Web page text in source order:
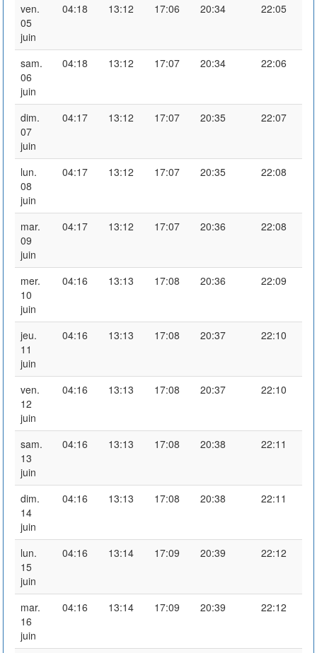
ven.
05
juin
04:18 13:12 17:06 20:34 22:05
sam.
06
juin
04:18 13:12 17:07 20:34 22:06
dim.
07
juin
04:17 13:12 17:07 20:35 22:07
lun.
08
juin
04:17 13:12 17:07 20:35 22:08
mar.
09
juin
04:17 13:12 17:07 20:36 22:08
mer.
10
juin
04:16 13:13 17:08 20:36 22:09
jeu.
11
juin
04:16 13:13 17:08 20:37 22:10
ven.
12
juin
04:16 13:13 17:08 20:37 22:10
sam.
13
juin
04:16 13:13 17:08 20:38 22:11
dim.
14
juin
04:16 13:13 17:08 20:38 22:11
lun.
15
juin
04:16 13:14 17:09 20:39 22:12
mar.
16
juin
04:16 13:14 17:09 20:39 22:12